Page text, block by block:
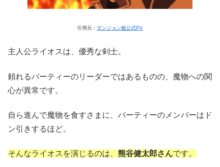
引用元： ダンジョン飯公式PV
主人公ライオスは、優秀な剣士。
頼れるパーティーのリーダーではあるものの、魔物への関
心が異常です。
自ら進んで魔物を食すさまに、パーティーのメンバーはド
ン引きするほど。
そんなライオスを演じるのは、 熊谷健太郎さんです。